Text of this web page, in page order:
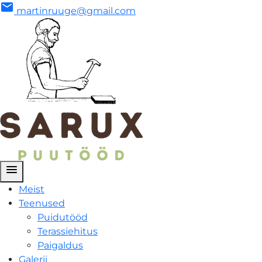
mail martinruuge@gmail.com
menu
Meist
Teenused
Puidutööd
Terassiehitus
Paigaldus
Galerii